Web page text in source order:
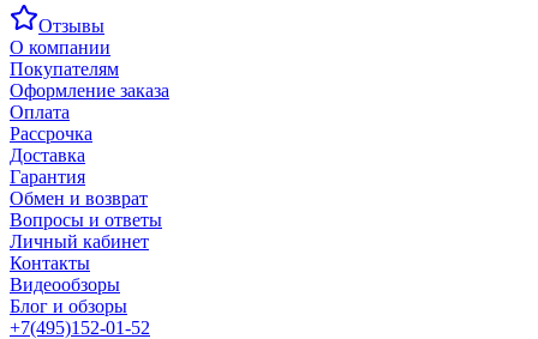
Отзывы
О компании
Покупателям
Оформление заказа
Оплата
Рассрочка
Доставка
Гарантия
Обмен и возврат
Вопросы и ответы
Личный кабинет
Контакты
Видеообзоры
Блог и обзоры
+7(495)152-01-52